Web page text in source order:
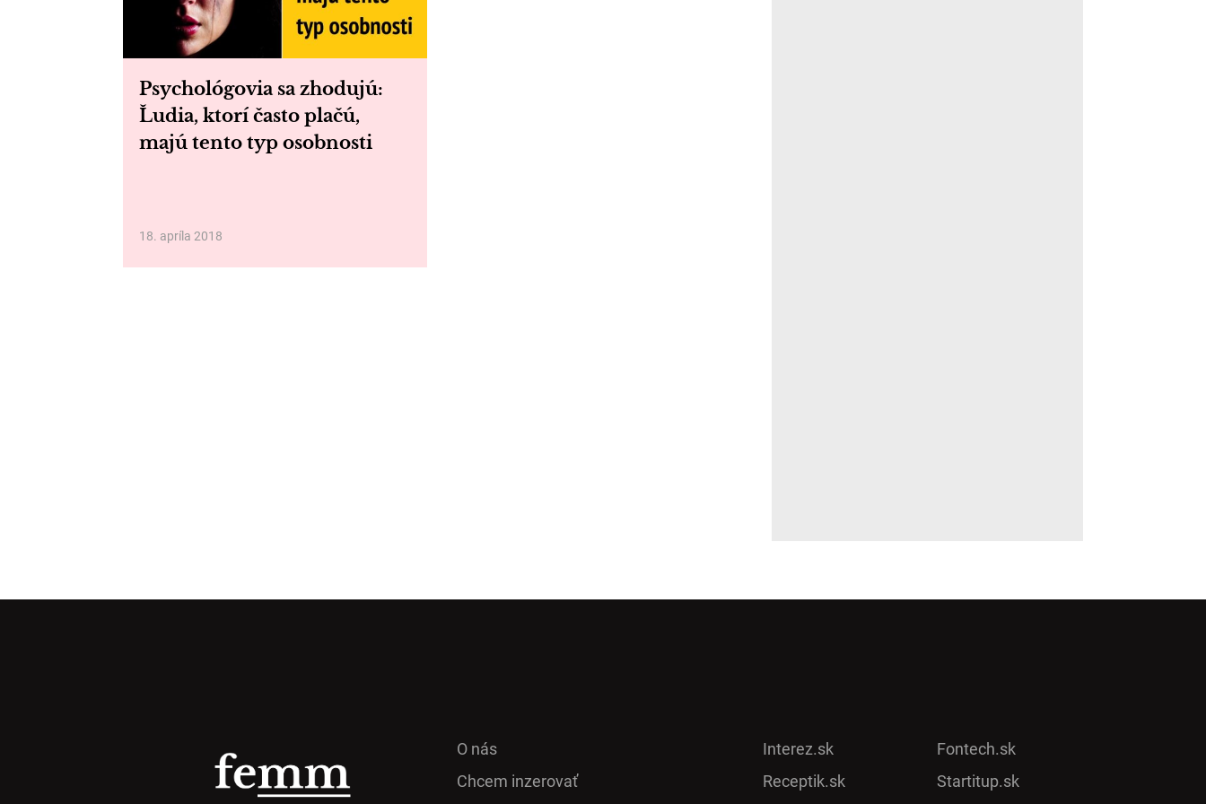
Psychológovia sa zhodujú:
Ľudia, ktorí často plačú,
majú tento typ osobnosti
18. apríla 2018
O nás
Chcem inzerovať
Interez.sk
Receptik.sk
Fontech.sk
Startitup.sk